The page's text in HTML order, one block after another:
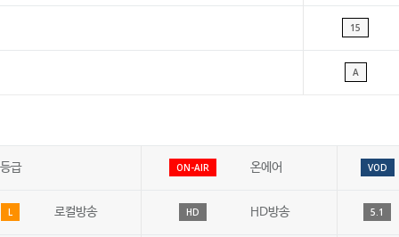
15
A
급 ON-AIR 온에어 VOD
L 로컬방송 HD HD방송 5.1